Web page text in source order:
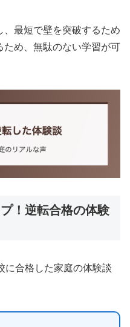
最短で壁を突破するため
め、無駄のない学習が可
！逆転合格の体験
に合格した家庭の体験談